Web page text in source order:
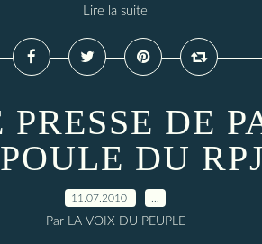
Lire la suite
DE
DU RPJ
11.07.2010
Par LA VOIX DU PEUPLE